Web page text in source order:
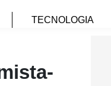
TECNOLOGIA